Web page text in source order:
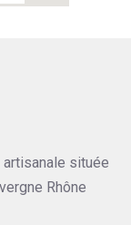
située
Rhône